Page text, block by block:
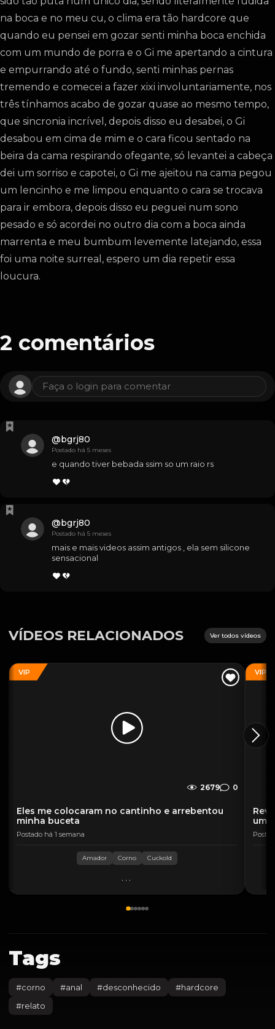
na boca e no meu cu, o clima era tão hardcore que
quando eu pensei em gozar senti minha boca enchida
com um mundo de porra e o Gi me apertando a cintura
e empurrando até o fundo, senti minhas pernas
tremendo e comecei a fazer xixi involuntariamente, nos
três tínhamos acabo de gozar quase ao mesmo tempo,
que sincronia incrível, depois disso eu desabei, o Gi
desabou em cima de mim e o cara ficou sentado na
beira da cama respirando ofegante, só levantei a cabeça
dei um sorriso e capotei, o Gi me ajeitou na cama pegou
um lencinho e me limpou enquanto o cara se trocava
para ir embora, depois disso eu peguei num sono
pesado e só acordei no outro dia com a boca ainda
marrenta e meu bumbum levemente latejando, essa
foi uma noite surreal, espero um dia repetir essa
loucura.
2 comentários
Faça o login para comentar
@bgrj80
Postado há 5 meses
e quando tiver bebada ssim so um raio rs
@bgrj80
Postado há 5 meses
mais e mais videos assim antigos , ela sem silicone
sensacional
VÍDEOS RELACIONADOS Ver todos vídeos
VIP
2679 0
Eles me colocaram no cantinho e arrebentou
minha buceta
Postado há 1 semana
Amador Corno Cuckold
...
VIP
Tags
#corno #anal #desconhecido #hardcore
#relato